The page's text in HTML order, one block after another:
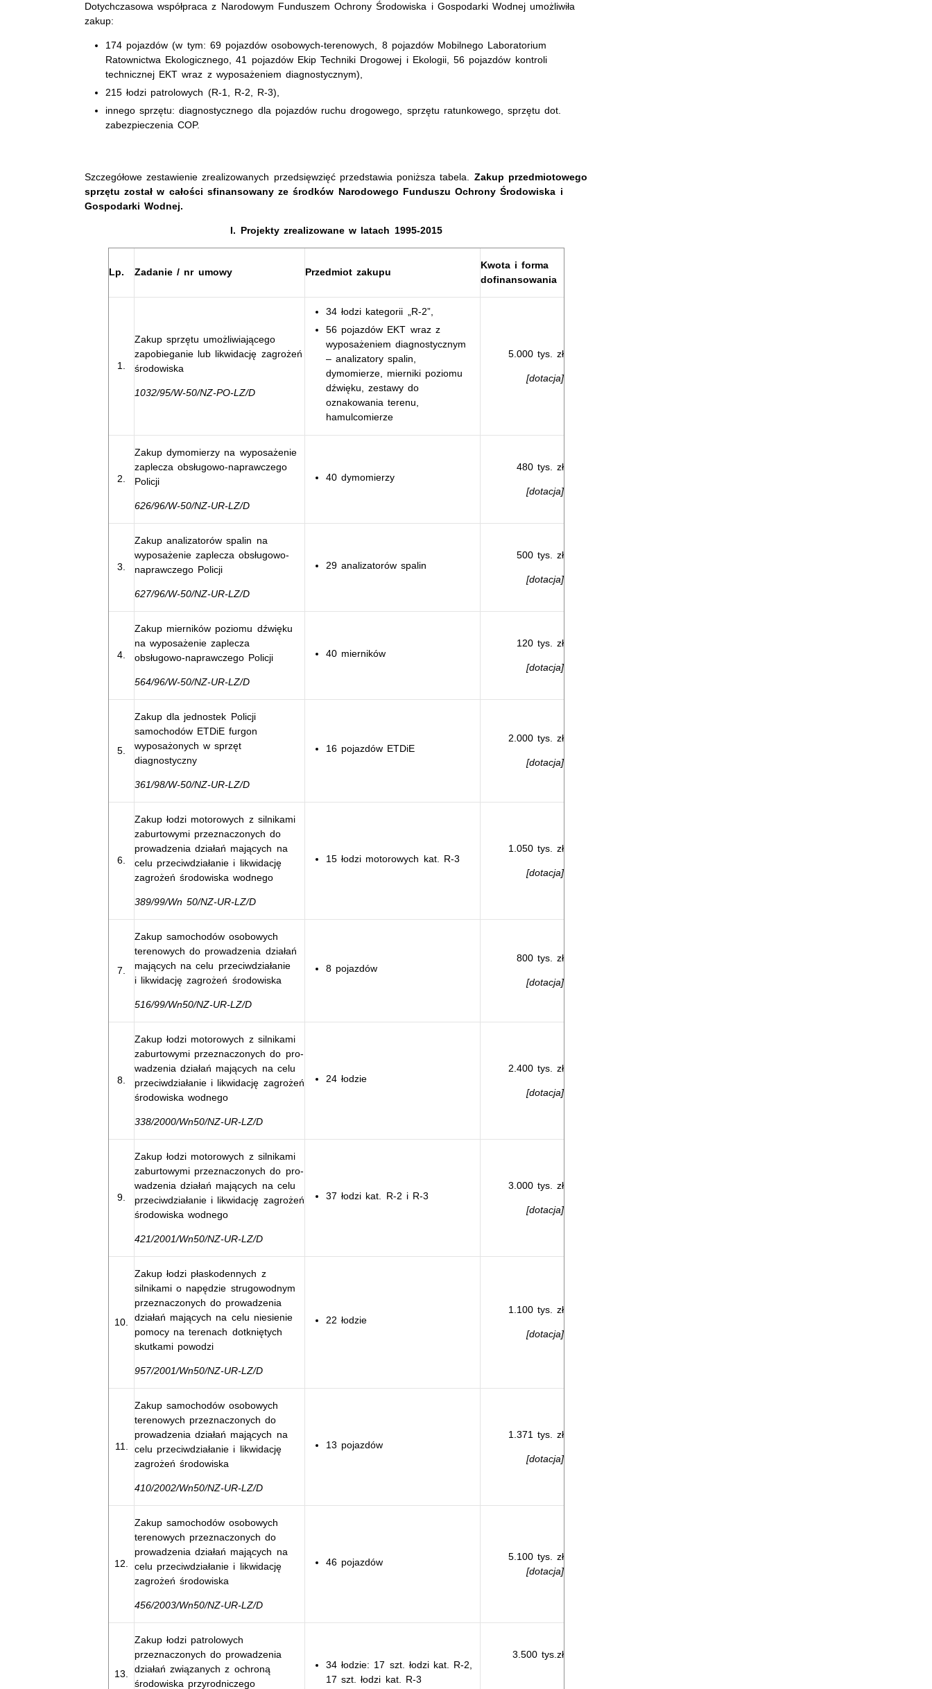
Dotychczasowa współpraca z Narodowym Funduszem Ochrony Środowiska i Gospodarki Wodnej umożliwiła
zakup:
174 pojazdów (w tym: 69 pojazdów osobowych-terenowych, 8 pojazdów Mobilnego Laboratorium
Ratownictwa Ekologicznego, 41 pojazdów Ekip Techniki Drogowej i Ekologii, 56 pojazdów kontroli
technicznej EKT wraz z wyposażeniem diagnostycznym),
215 łodzi patrolowych (R-1, R-2, R-3),
innego sprzętu: diagnostycznego dla pojazdów ruchu drogowego, sprzętu ratunkowego, sprzętu dot.
zabezpieczenia COP.
Szczegółowe zestawienie zrealizowanych przedsięwzięć przedstawia poniższa tabela. Zakup przedmiotowego
sprzętu został w całości sfinansowany ze środków Narodowego Funduszu Ochrony Środowiska i
Gospodarki Wodnej.
I. Projekty zrealizowane w latach 1995-2015
Lp. Zadanie / nr umowy Przedmiot zakupu
Kwota i forma
dofinansowania
1.
Zakup sprzętu umożliwiającego
zapobieganie lub likwidację zagrożeń
środowiska
1032/95/W-50/NZ-PO-LZ/D
34 łodzi kategorii „R-2”,
56 pojazdów EKT wraz z
wyposażeniem diagnostycznym
– analizatory spalin,
dymomierze, mierniki poziomu
dźwięku, zestawy do
oznakowania terenu,
hamulcomierze
5.000 tys. zł
[dotacja]
2.
Zakup dymomierzy na wyposażenie
zaplecza obsługowo-naprawczego
Policji
626/96/W-50/NZ-UR-LZ/D
40 dymomierzy
480 tys. zł
[dotacja]
3.
Zakup analizatorów spalin na
wyposażenie zaplecza obsługowo-
naprawczego Policji
627/96/W-50/NZ-UR-LZ/D
29 analizatorów spalin
500 tys. zł
[dotacja]
4.
Zakup mierników poziomu dźwięku
na wyposażenie zaplecza
obsługowo-naprawczego Policji
564/96/W-50/NZ-UR-LZ/D
40 mierników
120 tys. zł
[dotacja]
5.
Zakup dla jednostek Policji
samochodów ETDiE furgon
wyposażonych w sprzęt
diagnostyczny
361/98/W-50/NZ-UR-LZ/D
16 pojazdów ETDiE
2.000 tys. zł
[dotacja]
6.
Zakup łodzi motorowych z silnikami
zaburtowymi przeznaczonych do
prowadzenia działań mających na
celu przeciwdziałanie i likwidację
zagrożeń środowiska wodnego
389/99/Wn 50/NZ-UR-LZ/D
15 łodzi motorowych kat. R-3
1.050 tys. zł
[dotacja]
7.
Zakup samochodów osobowych
terenowych do prowadzenia działań
mających na celu przeciwdziałanie
i likwidację zagrożeń środowiska
516/99/Wn50/NZ-UR-LZ/D
8 pojazdów
800 tys. zł
[dotacja]
8.
Zakup łodzi motorowych z silnikami
zaburtowymi przeznaczonych do pro-
wadzenia działań mających na celu
przeciwdziałanie i likwidację zagrożeń
środowiska wodnego
338/2000/Wn50/NZ-UR-LZ/D
24 łodzie
2.400 tys. zł
[dotacja]
9.
Zakup łodzi motorowych z silnikami
zaburtowymi przeznaczonych do pro-
wadzenia działań mających na celu
przeciwdziałanie i likwidację zagrożeń
środowiska wodnego
421/2001/Wn50/NZ-UR-LZ/D
37 łodzi kat. R-2 i R-3
3.000 tys. zł
[dotacja]
10.
Zakup łodzi płaskodennych z
silnikami o napędzie strugowodnym
przeznaczonych do prowadzenia
działań mających na celu niesienie
pomocy na terenach dotkniętych
skutkami powodzi
957/2001/Wn50/NZ-UR-LZ/D
22 łodzie
1.100 tys. zł
[dotacja]
11.
Zakup samochodów osobowych
terenowych przeznaczonych do
prowadzenia działań mających na
celu przeciwdziałanie i likwidację
zagrożeń środowiska
410/2002/Wn50/NZ-UR-LZ/D
13 pojazdów
1.371 tys. zł
[dotacja]
12.
Zakup samochodów osobowych
terenowych przeznaczonych do
prowadzenia działań mających na
celu przeciwdziałanie i likwidację
zagrożeń środowiska
456/2003/Wn50/NZ-UR-LZ/D
46 pojazdów
5.100 tys. zł
[dotacja]
13.
Zakup łodzi patrolowych
przeznaczonych do prowadzenia
działań związanych z ochroną
środowiska przyrodniczego
34 łodzie: 17 szt. łodzi kat. R-2,
17 szt. łodzi kat. R-3
3.500 tys.zł